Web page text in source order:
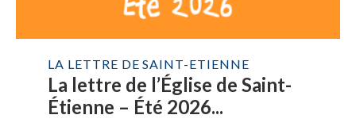
LA LETTRE DE SAINT-ETIENNE
La lettre de l’Église de Saint-
Étienne – Été 2026...